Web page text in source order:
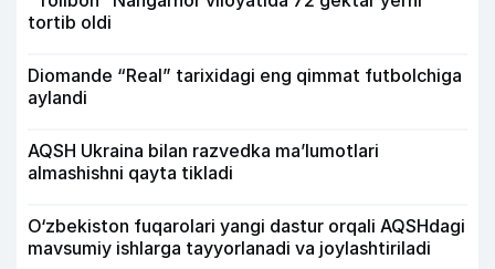
tortib oldi
Diomande “Real” tarixidagi eng qimmat futbolchiga
aylandi
AQSH Ukraina bilan razvedka ma’lumotlari
almashishni qayta tikladi
O‘zbekiston fuqarolari yangi dastur orqali AQSHdagi
mavsumiy ishlarga tayyorlanadi va joylashtiriladi